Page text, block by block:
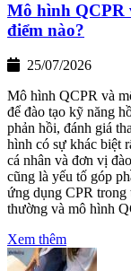
Mô hình QCPR
điểm nào?
25/07/2026
Mô hình QCPR và
để đào tạo kỹ năng
phản hồi, đánh giá
hình có sự khác biệt
cá nhân và đơn vị
cũng là yếu tố góp
ứng dụng CPR trong
thường và mô hình
Xem thêm